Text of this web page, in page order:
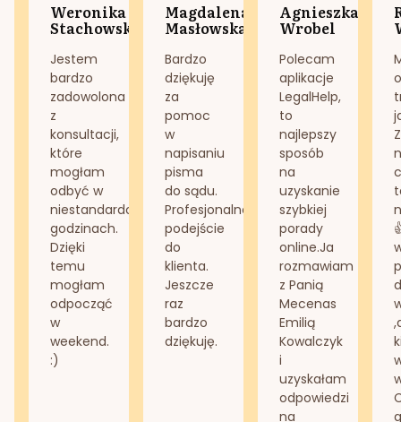
Weronika
Stachowska
Jestem
bardzo
zadowolona
z
konsultacji,
które
mogłam
odbyć w
niestandardowych
godzinach.
Dzięki
temu
mogłam
odpocząć
w
weekend.
:)
Magdalena
Masłowska
Bardzo
dziękuję
za
pomoc
w
napisaniu
pisma
do sądu.
Profesjonalne
podejście
do
klienta.
Jeszcze
raz
bardzo
dziękuję.
Agnieszka
Wrobel
Polecam
aplikacje
LegalHelp,
to
najlepszy
sposób
na
uzyskanie
szybkiej
porady
online.Ja
rozmawiam
z Panią
Mecenas
Emilią
Kowalczyk
i
uzyskałam
odpowiedzi
na